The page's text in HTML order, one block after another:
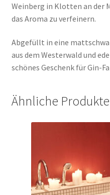
Weinberg in Klotten an der
das Aroma zu verfeinern.
Abgefüllt in eine
aus dem Westerwald und
schönes Geschenk für Gin-
Ähnliche Produkte